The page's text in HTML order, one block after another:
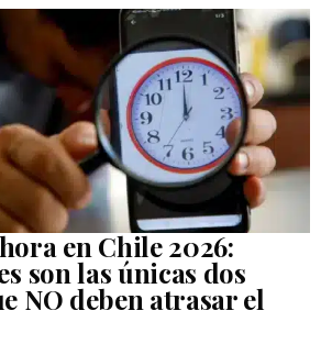
en Chile 2026:
son las únicas dos
NO deben atrasar el